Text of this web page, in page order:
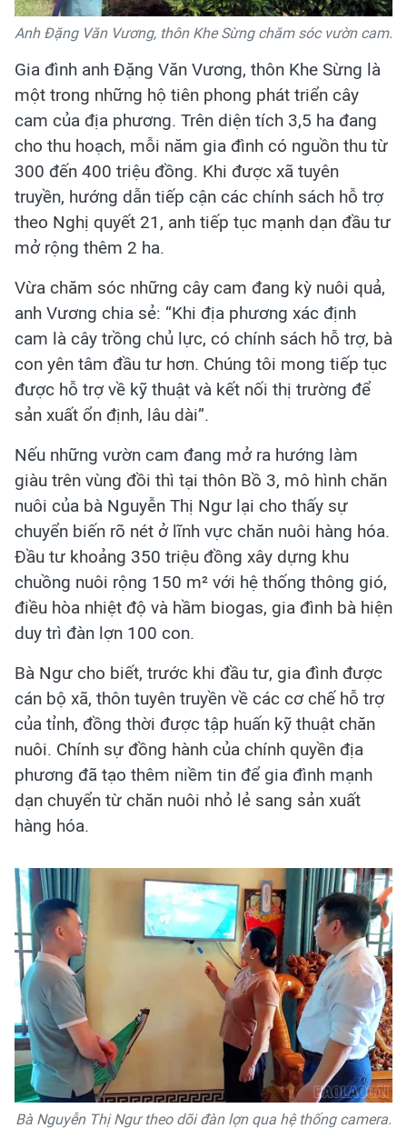
Anh Đặng Văn Vương, thôn Khe Sừng chăm sóc vườn cam.
Gia đình anh Đặng Văn Vương, thôn Khe Sừng là
một trong những hộ tiên phong phát triển cây
cam của địa phương. Trên diện tích 3,5 ha đang
cho thu hoạch, mỗi năm gia đình có nguồn thu từ
300 đến 400 triệu đồng. Khi được xã tuyên
truyền, hướng dẫn tiếp cận các chính sách hỗ trợ
theo Nghị quyết 21, anh tiếp tục mạnh dạn đầu tư
mở rộng thêm 2 ha.
Vừa chăm sóc những cây cam đang kỳ nuôi quả,
anh Vương chia sẻ: “Khi địa phương xác định
cam là cây trồng chủ lực, có chính sách hỗ trợ, bà
con yên tâm đầu tư hơn. Chúng tôi mong tiếp tục
được hỗ trợ về kỹ thuật và kết nối thị trường để
sản xuất ổn định, lâu dài”.
Nếu những vườn cam đang mở ra hướng làm
giàu trên vùng đồi thì tại thôn Bồ 3, mô hình chăn
nuôi của bà Nguyễn Thị Ngư lại cho thấy sự
chuyển biến rõ nét ở lĩnh vực chăn nuôi hàng hóa.
Đầu tư khoảng 350 triệu đồng xây dựng khu
chuồng nuôi rộng 150 m² với hệ thống thông gió,
điều hòa nhiệt độ và hầm biogas, gia đình bà hiện
duy trì đàn lợn 100 con.
Bà Ngư cho biết, trước khi đầu tư, gia đình được
cán bộ xã, thôn tuyên truyền về các cơ chế hỗ trợ
của tỉnh, đồng thời được tập huấn kỹ thuật chăn
nuôi. Chính sự đồng hành của chính quyền địa
phương đã tạo thêm niềm tin để gia đình mạnh
dạn chuyển từ chăn nuôi nhỏ lẻ sang sản xuất
hàng hóa.
Bà Nguyễn Thị Ngư theo dõi đàn lợn qua hệ thống camera.